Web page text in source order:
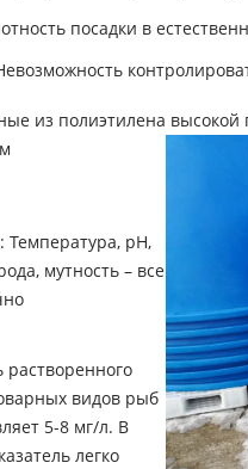
посадки в
из полиэтилена
pH,
мутность – все
видов рыб
5-8 мг/л. В
легко